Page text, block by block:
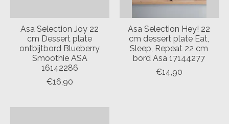
Asa Selection Joy 22
cm Dessert plate
ontbijtbord Blueberry
Smoothie ASA
16142286
€16,90
Asa Selection Hey! 22
cm dessert plate Eat,
Sleep, Repeat 22 cm
bord Asa 17144277
€14,90